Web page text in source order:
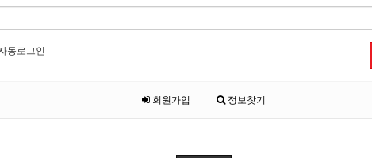
동로그인
회원가입 정보찾기